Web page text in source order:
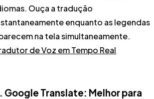
Ouça a tradução
enquanto as legendas
na tela simultaneamente.
de Voz em Tempo Real
Google Translate: Melhor para